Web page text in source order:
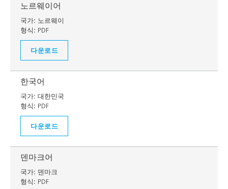
노르웨이어
국가: 노르웨이
형식: PDF
다운로드
한국어
국가: 대한민국
형식: PDF
다운로드
덴마크어
국가: 덴마크
형식: PDF